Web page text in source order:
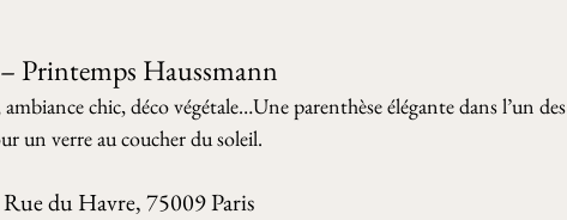
Printemps Haussmann
chic, déco végétale…Une parenthèse élégante dans l’un des
un verre au coucher du soleil.
du Havre, 75009 Paris